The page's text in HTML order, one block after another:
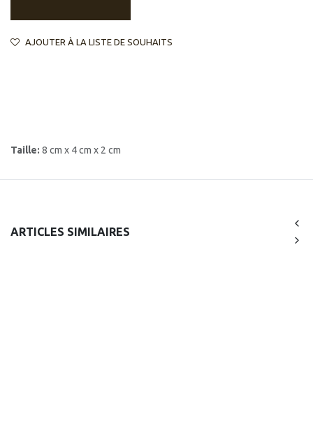
AJOUTER À LA LISTE DE SOUHAITS
Taille: 8 cm x 4 cm x 2 cm
ARTICLES SIMILAIRES